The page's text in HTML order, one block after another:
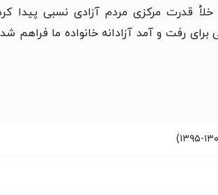
خلأ قدرت مرکزی مردم آزادی نسبی پیدا
رفت و آمد آزادانه خانواده ما فراهم